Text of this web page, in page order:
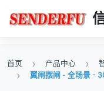
首页 产品中心
翼闸摆闸 - 全场景 -